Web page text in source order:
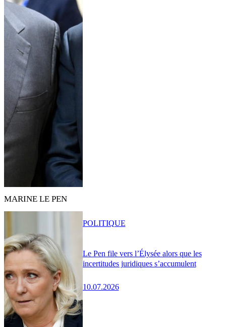
MARINE LE PEN
Le Pen file vers l’Élysée alors que les
incertitudes juridiques s’accumulent
10.07.2026
POLITIQUE